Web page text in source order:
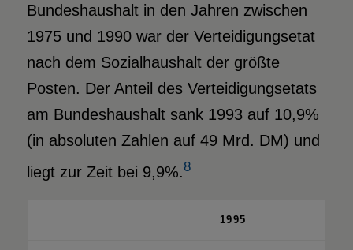
Bundeshaushalt in den Jahren zwischen
1975 und 1990 war der Verteidigungsetat
nach dem Sozialhaushalt der größte
Posten. Der Anteil des Verteidigungsetats
am Bundeshaushalt sank 1993 auf 10,9%
(in absoluten Zahlen auf 49 Mrd. DM) und
liegt zur Zeit bei 9,9%.8
1995